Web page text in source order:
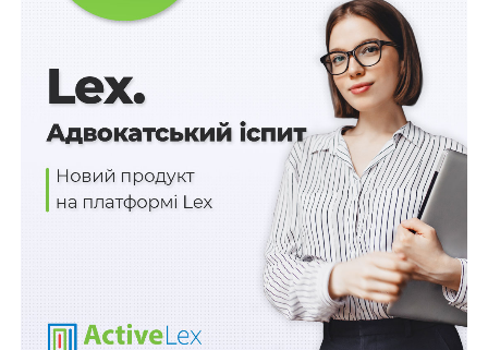
Схожі статті:
НМТ з математики пропонують віднести до
необов’язкових
До 170 000 грн штрафу за пісні мовою
агресора під час обслуговування споживачів
Неотриману загиблим військовослужбовцем
матеріальну допомогу для вирішення…
День старости пропонують відзначати 7 червня
Військовослужбовців після закінчення
контракту пропонують не мобілізувати